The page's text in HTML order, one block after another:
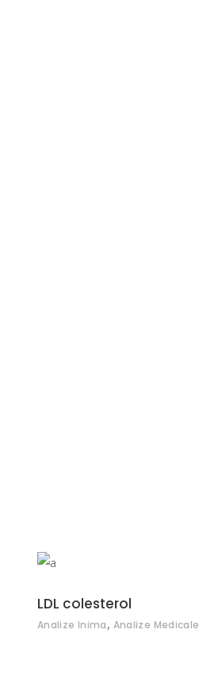
LDL colesterol
Analize Inima, Analize Medicale